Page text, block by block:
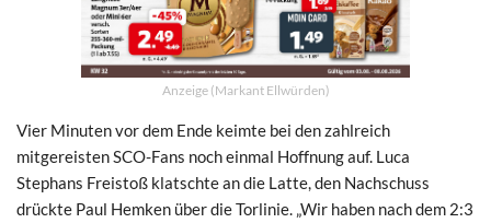
Anzeige (Markant Ellwürden)
Vier Minuten vor dem Ende keimte bei den zahlreich
mitgereisten SCO-Fans noch einmal Hoffnung auf. Luca
Stephans Freistoß klatschte an die Latte, den Nachschuss
drückte Paul Hemken über die Torlinie. „Wir haben nach dem 2:3